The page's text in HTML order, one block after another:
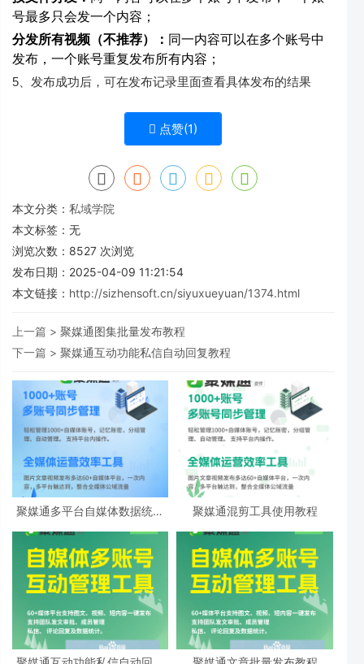
号最多只会发一个内容；
分发所有视频（不推荐）： 同一内容可以在多个账号中
发布，一个账号重复发布所有内容；
5、 发布成功后 ， 可在发布记录里面查看具体发布的结果
点赞(1)
本文分类： 私域学院
本文标签：无
浏览次数： 8527 次浏览
发布日期：2025-04-09 11:21:54
本文链接： http://sizhensoft.cn/siyuxueyuan/1374.html
上一篇 > 聚媒通图集批量发布教程
下一篇 > 聚媒通互动功能私信自动回复教程
聚媒通多平台自媒体数据统计
聚媒通混剪工具使用教程